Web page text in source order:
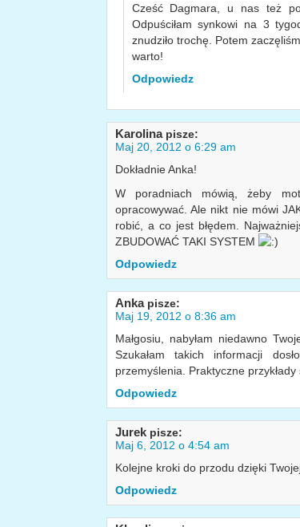
Cześć Dagmara, u nas też
Odpuściłam synkowi na 3
znudziło trochę. Potem
warto!
Odpowiedz
Karolina pisze:
Maj 20, 2012 o 6:29 am
Dokładnie Anka!
W poradniach mówią, żeby
opracowywać. Ale nikt nie mówi
robić, a co jest błędem.
ZBUDOWAĆ TAKI SYSTEM
Odpowiedz
Anka pisze:
Maj 19, 2012 o 8:36 am
Małgosiu, nabyłam niedawno
Szukałam takich informacji
przemyślenia. Praktyczne
Odpowiedz
Jurek pisze:
Maj 6, 2012 o 4:54 am
Kolejne kroki do przodu dzięki
Odpowiedz